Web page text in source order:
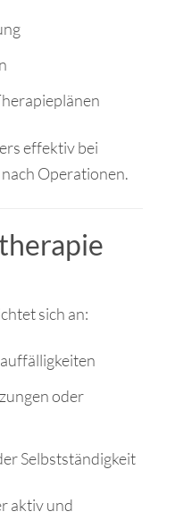
effektiv bei
Operationen.
sich an:
oder
Selbstständigkeit
aktiv und